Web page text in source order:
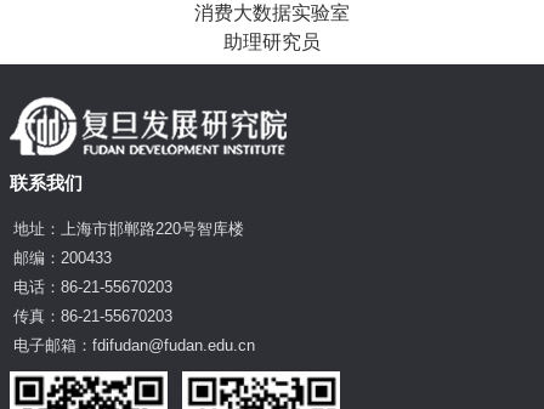
消费大数据实验室
助理研究员
联系我们
地址：上海市邯郸路220号智库楼
邮编：200433
电话：86-21-55670203
传真：86-21-55670203
电子邮箱：fdifudan@fudan.edu.cn